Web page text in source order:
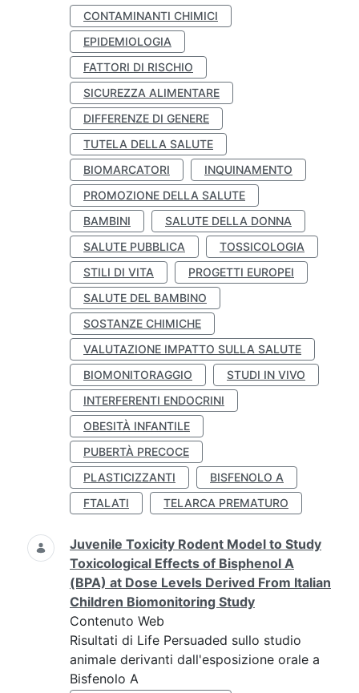
CONTAMINANTI CHIMICI
EPIDEMIOLOGIA
FATTORI DI RISCHIO
SICUREZZA ALIMENTARE
DIFFERENZE DI GENERE
TUTELA DELLA SALUTE
BIOMARCATORI
INQUINAMENTO
PROMOZIONE DELLA SALUTE
BAMBINI
SALUTE DELLA DONNA
SALUTE PUBBLICA
TOSSICOLOGIA
STILI DI VITA
PROGETTI EUROPEI
SALUTE DEL BAMBINO
SOSTANZE CHIMICHE
VALUTAZIONE IMPATTO SULLA SALUTE
BIOMONITORAGGIO
STUDI IN VIVO
INTERFERENTI ENDOCRINI
OBESITÀ INFANTILE
PUBERTÀ PRECOCE
PLASTICIZZANTI
BISFENOLO A
FTALATI
TELARCA PREMATURO
Juvenile Toxicity Rodent Model to Study
Toxicological Effects of Bisphenol A
(BPA) at Dose Levels Derived From Italian
Children Biomonitoring Study
Contenuto Web
Risultati di Life Persuaded sullo studio
animale derivanti dall'esposizione orale a
Bisfenolo A